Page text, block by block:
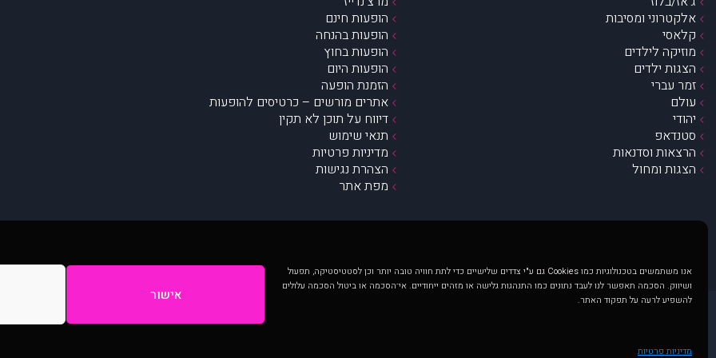
אנו משתמשים בטכנולוגיות כמו Cookies גם ע"י צדדים שלישיים כדי לתת חוויה טובה יותר וכן לסטטיסטיקה, תפעול
ושיווק. הסכמה תאפשר לנו לעבד נתונים כמו התנהגות גלישה או מזהים ייחודיים. אי־הסכמה או ביטול הסכמה עלולים
להשפיע לרעה על תפקוד האתר.
אישור
מדיניות פרטיות
אלקטרוני ומסיבות
קלאסי
מוזיקה לילדים
הצגות ילדים
זמר עברי
עולם
יהודי
סטנדאפ
הרצאות וסדנאות
הצגות ומחול
הופעות חינם
הופעות בהנחה
הופעות בחוץ
הופעות היום
הזמנת הופעה
אתרים מורשים – כרטיסים להופעות
דיווח על תוכן לא תקין
תנאי שימוש
מדיניות פרטיות
הצהרת נגישות
מפת אתר